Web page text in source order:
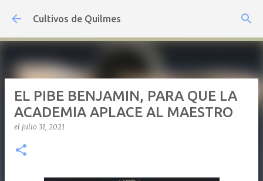
Ir al contenido principal
Cultivos de Quilmes
EL PIBE BENJAMIN, PARA QUE LA
ACADEMIA APLACE AL MAESTRO
el julio 31, 2021